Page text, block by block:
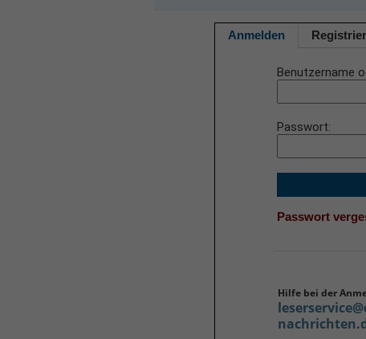
Anmelden
Benutzername
Passwort
Passwort
Hilfe bei der